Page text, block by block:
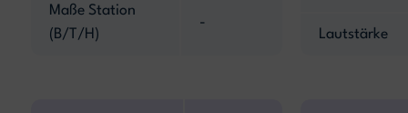
Maße Station
(B/T/H)
-
Lautstärke